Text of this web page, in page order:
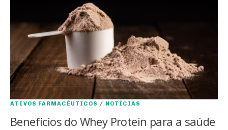
ATIVOS FARMACÊUTICOS / NOTÍCIAS
Benefícios do Whey Protein para a saúde